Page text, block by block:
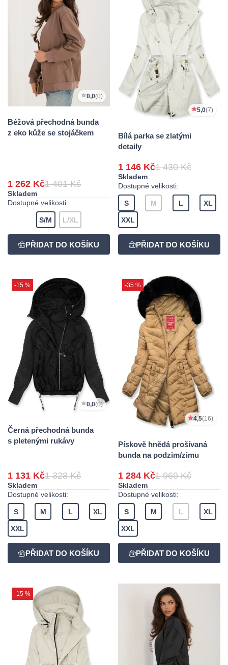
0,0(0)
Béžová přechodná bunda
z eko kůže se stojáčkem
1 262 Kč1 401 Kč
Skladem
Dostupné velikosti:
S/M L/XL
5,0(7)
Bílá parka se zlatými
detaily
1 146 Kč1 430 Kč
Skladem
Dostupné velikosti:
S M L XL
XXL
-15 %
0,0(0)
Černá přechodná bunda
s pletenými rukávy
1 131 Kč1 328 Kč
Skladem
Dostupné velikosti:
S M L XL
XXL
-35 %
4,5(16)
Pískově hnědá prošívaná
bunda na podzim/zimu
1 284 Kč1 969 Kč
Skladem
Dostupné velikosti:
S M L XL
XXL
-15 %